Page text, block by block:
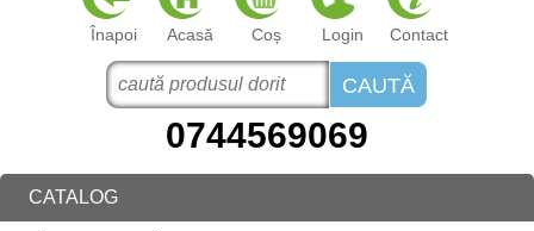
Înapoi Acasă Coș Login Contact
0744569069
CATALOG